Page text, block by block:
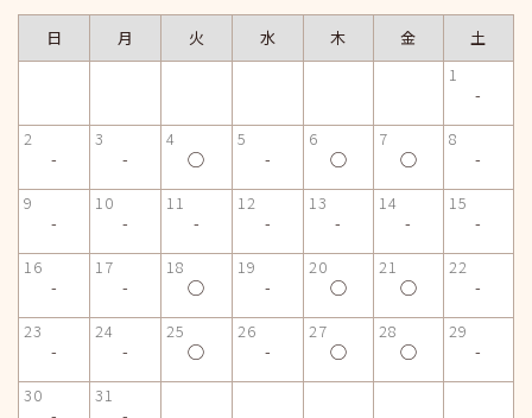
日 月 火 水 木 金
土
1
-
2
-
3
-
4
◯
5
-
6
◯
7
◯
8
-
9
-
10
-
11
-
12
-
13
-
14
-
15
-
16
-
17
-
18
◯
19
-
20
◯
21
◯
22
-
23
-
24
-
25
◯
26
-
27
◯
28
◯
29
-
30 31